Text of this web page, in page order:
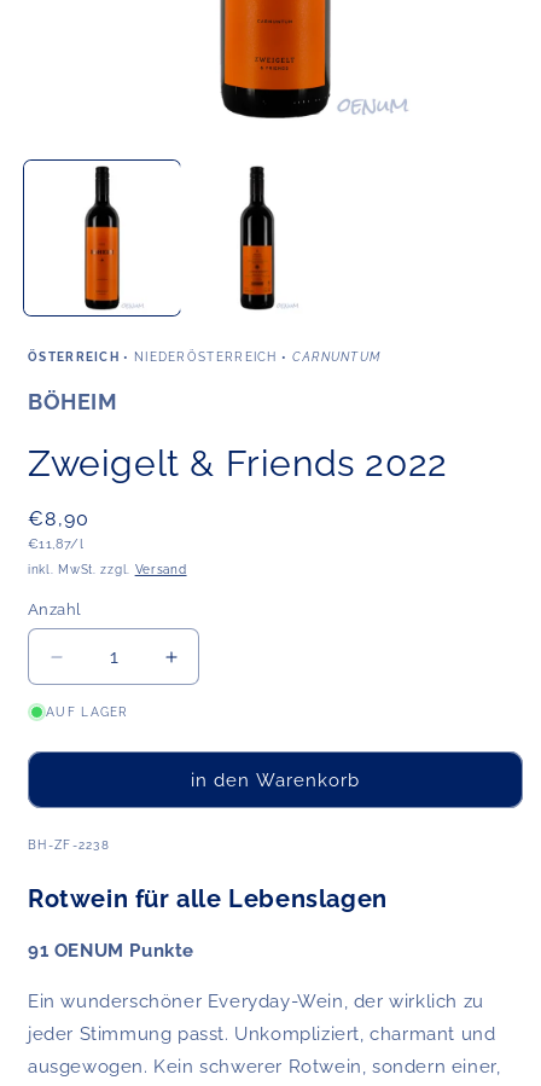
1
ÖSTERREICH • NIEDERÖSTERREICH • CARNUNTUM
BÖHEIM
Zweigelt & Friends 2022
Normaler
Preis
€8,90
Grundpreis
€11,87/l
inkl. MwSt. zzgl. Versand
Anzahl
Anzahl
Verringere
die
Menge
2022
Erhöhe
die
Zweigelt
&amp;
AUF LAGER
in den Warenkorb
ART.NR.:
BH-ZF-2238
Rotwein für alle Lebenslagen
91 OENUM Punkte
Ein wunderschöner Everyday-Wein, der wirklich zu
jeder Stimmung passt. Unkompliziert, charmant und
ausgewogen. Kein schwerer Rotwein, sondern einer,